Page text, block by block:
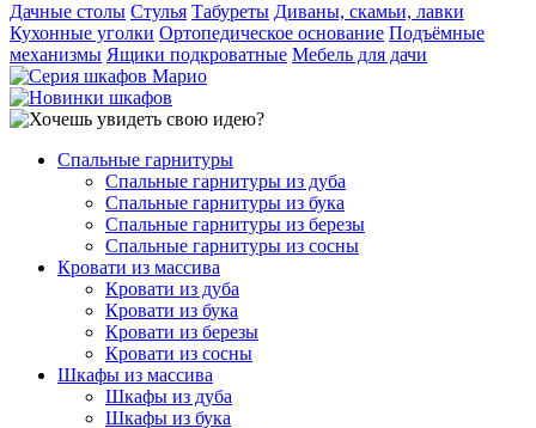
Дачные столы Стулья Табуреты Диваны, скамьи, лавки
Кухонные уголки Ортопедическое основание Подъёмные
механизмы Ящики подкроватные Мебель для дачи
Спальные гарнитуры
Спальные гарнитуры из дуба
Спальные гарнитуры из бука
Спальные гарнитуры из березы
Спальные гарнитуры из сосны
Кровати из массива
Кровати из дуба
Кровати из бука
Кровати из березы
Кровати из сосны
Шкафы из массива
Шкафы из дуба
Шкафы из бука